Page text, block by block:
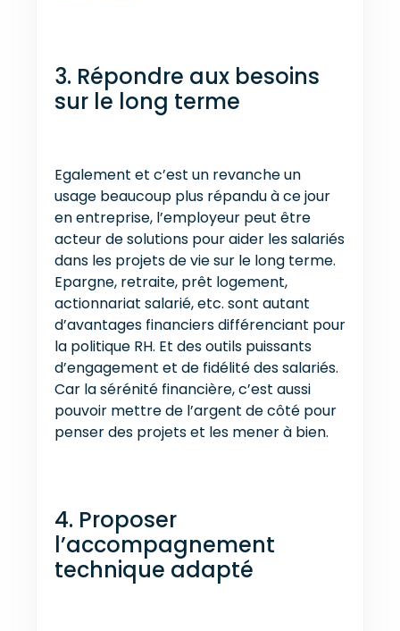
3. Répondre aux besoins
sur le long terme
Egalement et c’est un revanche un
usage beaucoup plus répandu à ce jour
en entreprise, l’employeur peut être
acteur de solutions pour aider les salariés
dans les projets de vie sur le long terme.
Epargne, retraite, prêt logement,
actionnariat salarié, etc. sont autant
d’avantages financiers différenciant pour
la politique RH. Et des outils puissants
d’engagement et de fidélité des salariés.
Car la sérénité financière, c’est aussi
pouvoir mettre de l’argent de côté pour
penser des projets et les mener à bien.
4. Proposer
l’accompagnement
technique adapté